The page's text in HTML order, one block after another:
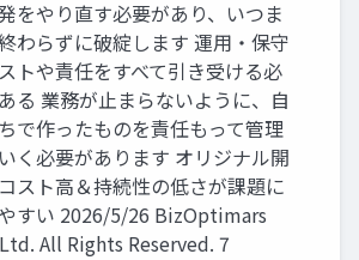
をやり直す必要があり、いつま
わらずに破綻します 運用・保守
トや責任をすべて引き受ける必
る 業務が止まらないように、自
で作ったものを責任もって管理
く必要があります オリジナル開
スト高＆持続性の低さが課題に
すい 2026/5/26 BizOptimars
All Rights Reserved. 7